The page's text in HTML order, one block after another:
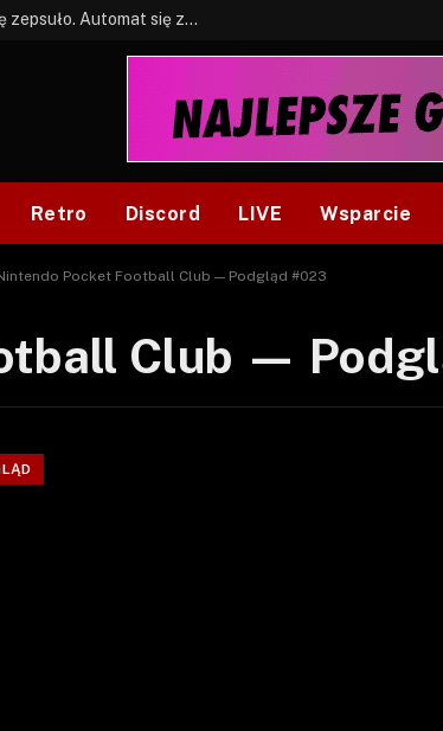
BONUS: Jak w tym kawale. A ja wiem co się zepsuło. Automat się zepsuł.
Retro Discord LIVE Wsparcie
Pocket Football Club — Podgląd #023
Club —